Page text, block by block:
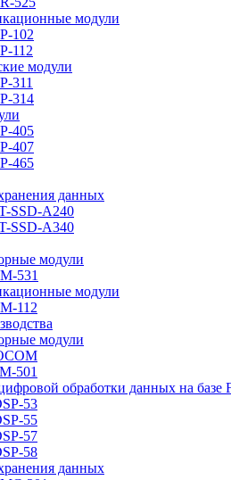
модули
102
112
модули
311
314
405
407
465
данных
SSD-A240
SSD-A340
модули
531
модули
112
модули
501
обработки данных на базе
53
55
57
58
данных